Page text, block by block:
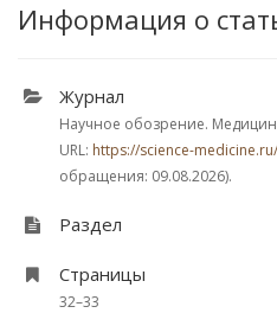
Информация о
Журнал
Научное обозрение.
URL: https://science-
обращения: 09.08.2026).
Раздел
Страницы
32–33